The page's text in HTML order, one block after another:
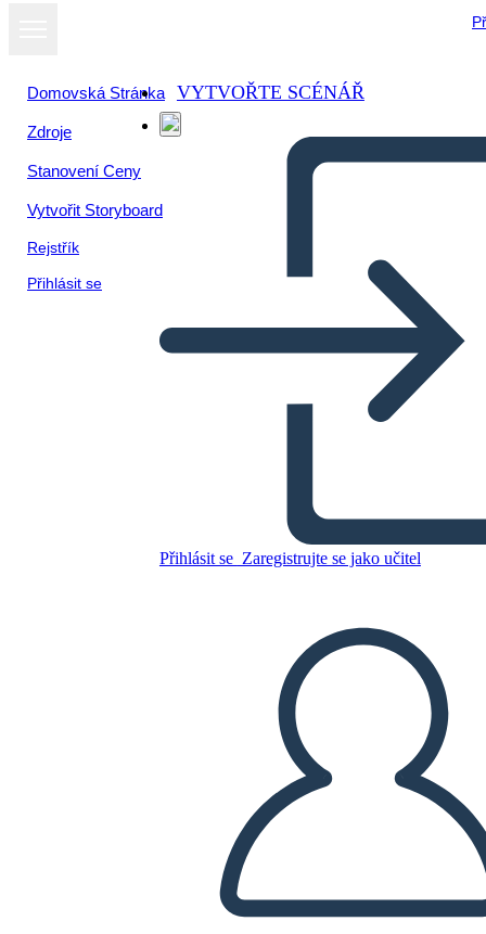
Domovská Stránka
Zdroje
Stanovení Ceny
Vytvořit Storyboard
Rejstřík
Přihlásit se
VYTVOŘTE SCÉNÁŘ
Přihlásit se Zaregistrujte se jako učitel
PŘEHRÁT PREZENTACI
PŘEČTI MI
Zobrazit jako
prezentaci